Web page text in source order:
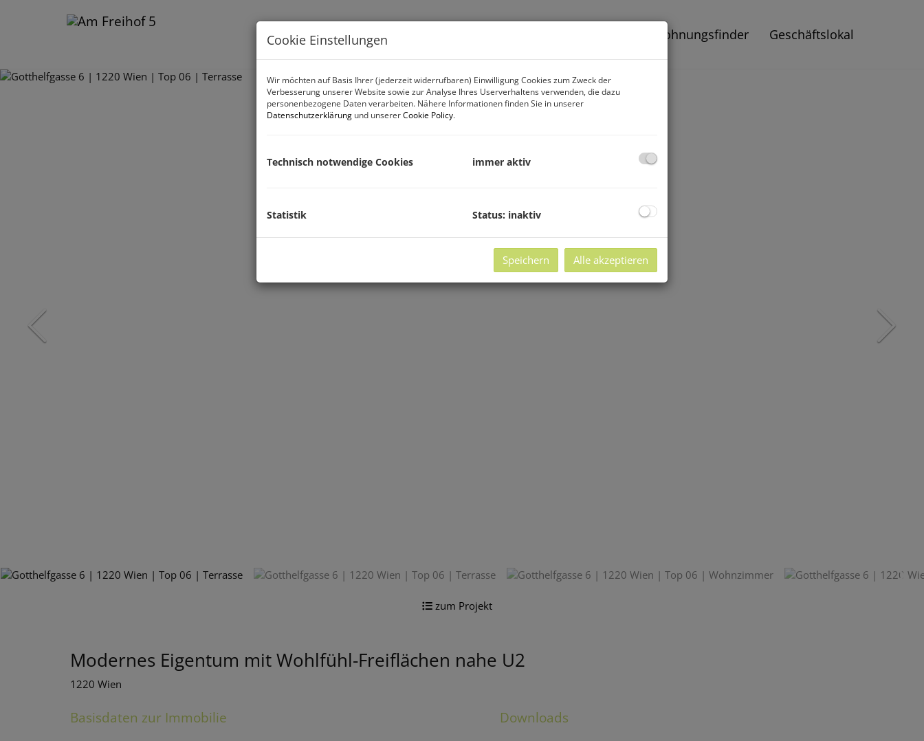
Wohnungsfinder Geschäftslokal
zum Projekt
Modernes Eigentum mit Wohlfühl-Freiflächen nahe U2
1220 Wien
Basisdaten zur Immobilie Downloads
Cookie Einstellungen
Wir möchten auf Basis Ihrer (jederzeit widerrufbaren) Einwilligung Cookies zum Zweck der
Verbesserung unserer Website sowie zur Analyse Ihres Userverhaltens verwenden, die dazu
personenbezogene Daten verarbeiten. Nähere Informationen finden Sie in unserer
Datenschutzerklärung und unsererCookie Policy.
Technisch notwendige Cookies immer aktiv
Statistik Status: inaktiv
Speichern Alle akzeptieren